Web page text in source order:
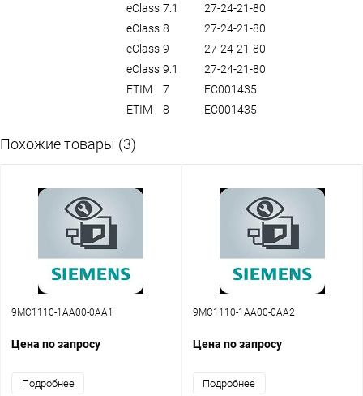
eClass 7.1
27-24-21-80
eClass 8
27-24-21-80
eClass 9
27-24-21-80
eClass 9.1
27-24-21-80
ETIM
7
EC001435
ETIM
8 EC001435
Похожие товары (3)
9MC1110-1AA00-0AA1
Цена по запросу
Подробнее
9MC1110-1AA00-0AA2
Цена по запросу
Подробнее